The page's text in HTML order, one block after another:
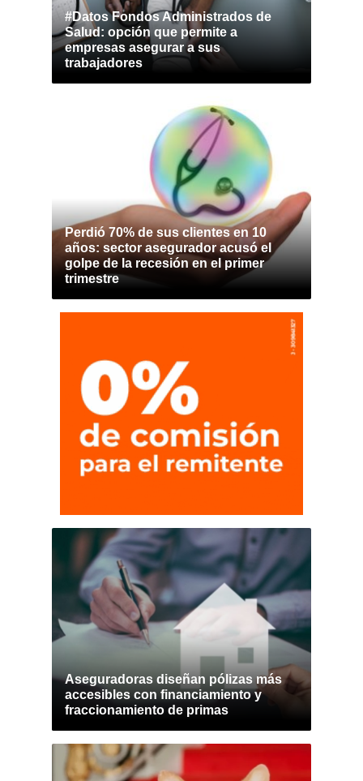
#Datos Fondos Administrados de
Salud: opción que permite a
empresas asegurar a sus
trabajadores
Perdió 70% de sus clientes en 10
años: sector asegurador acusó el
golpe de la recesión en el primer
trimestre
Aseguradoras diseñan pólizas más
accesibles con financiamiento y
fraccionamiento de primas